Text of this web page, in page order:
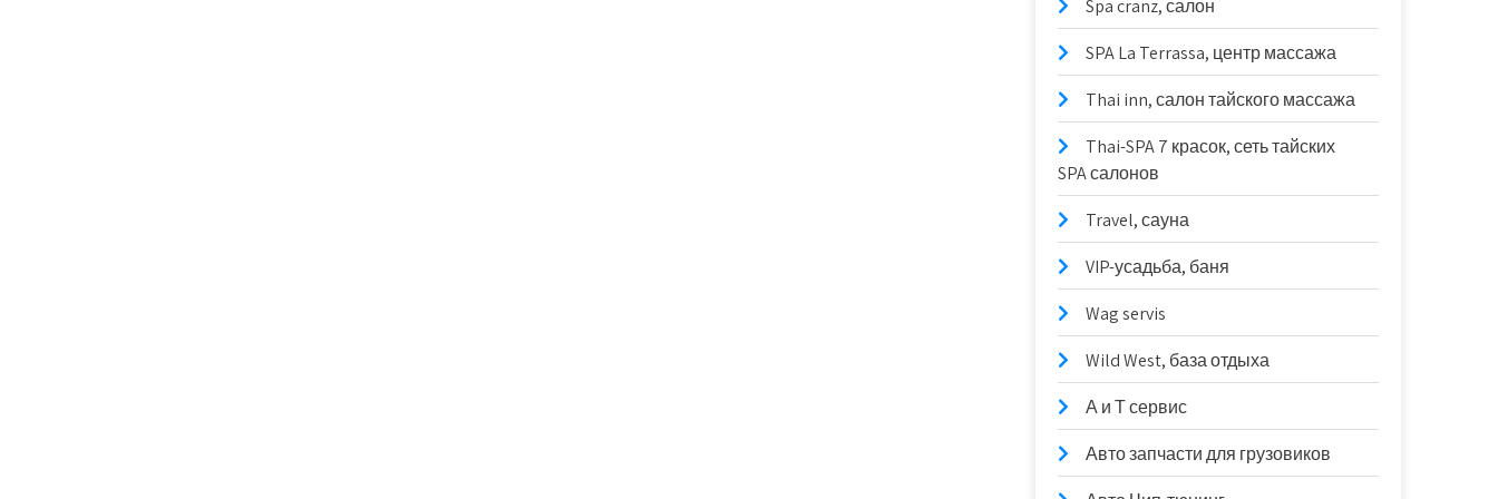
Spa cranz, салон
SPA La Terrassa, центр массажа
Thai inn, салон тайского массажа
Thai-SPA 7 красок, сеть тайских
SPA салонов
Travel, сауна
VIP-усадьба, баня
Wag servis
Wild West, база отдыха
А и Т сервис
Авто запчасти для грузовиков